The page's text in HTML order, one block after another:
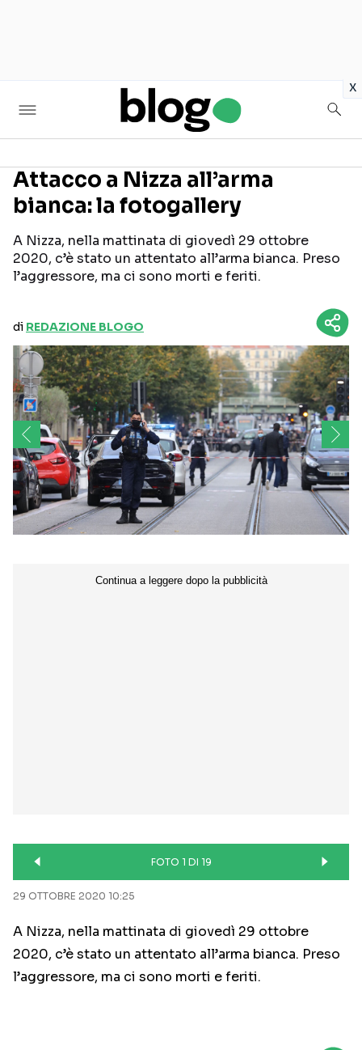
x
Seguici sui social
Attacco a Nizza all’arma
bianca: la fotogallery
A Nizza, nella mattinata di giovedì 29 ottobre
2020, c’è stato un attentato all’arma bianca. Preso
l’aggressore, ma ci sono morti e feriti.
di REDAZIONE BLOGO
FOTO 1 DI 19
29 OTTOBRE 2020 10:25
A Nizza, nella mattinata di giovedì 29 ottobre
2020, c’è stato un attentato all’arma bianca. Preso
l’aggressore, ma ci sono morti e feriti.